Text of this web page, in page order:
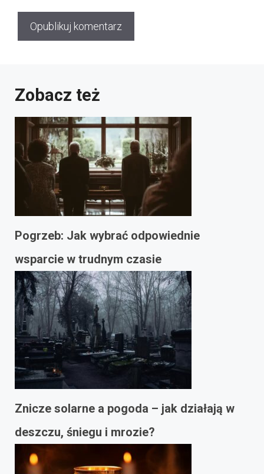
Zobacz też
Pogrzeb: Jak wybrać odpowiednie
wsparcie w trudnym czasie
Znicze solarne a pogoda – jak działają w
deszczu, śniegu i mrozie?